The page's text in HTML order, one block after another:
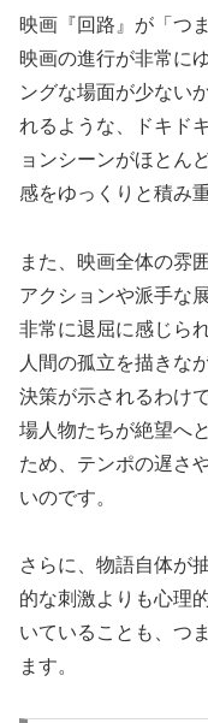
映画『回路』が「つ
映画の進行が非常に
ングな場面が少ない
れるような、ドキド
ョンシーンがほとん
感をゆっくりと積み
また、映画全体の雰
アクションや派手な
非常に退屈に感じら
人間の孤立を描きな
決策が示されるわけ
場人物たちが絶望へ
ため、テンポの遅さ
いのです。
さらに、物語自体が
的な刺激よりも心理
いていることも、つ
ます。